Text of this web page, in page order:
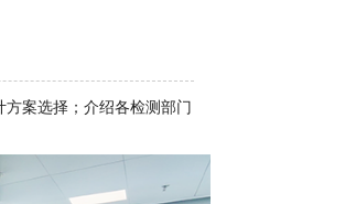
案选择；介绍各检测部门